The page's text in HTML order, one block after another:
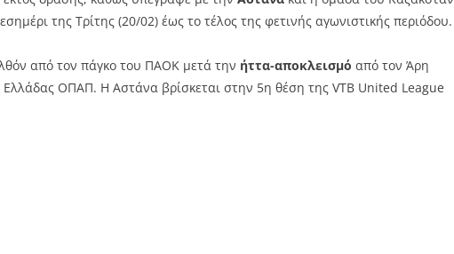
της Τρίτης (20/02) έως το τέλος της φετινής αγωνιστικής περιόδου.
από τον πάγκο του ΠΑΟΚ μετά την ήττα-αποκλεισμό από τον Άρη
ΟΠΑΠ. Η Αστάνα βρίσκεται στην 5η θέση της VTB United League